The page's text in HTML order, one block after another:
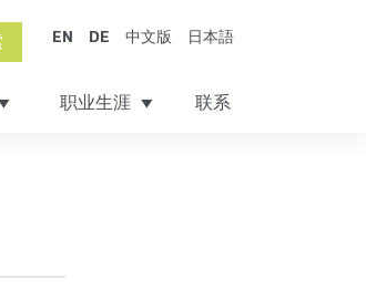
EN DE 中文版 日本語
职业生涯 联系